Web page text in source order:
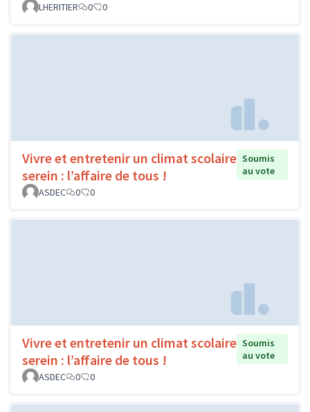
LHERITIER
0 0
Vivre et entretenir un climat scolaire
serein : l’affaire de tous !
Soumis
au vote
ASDEC
0 0
Vivre et entretenir un climat scolaire
serein : l’affaire de tous !
Soumis
au vote
ASDEC
0 0